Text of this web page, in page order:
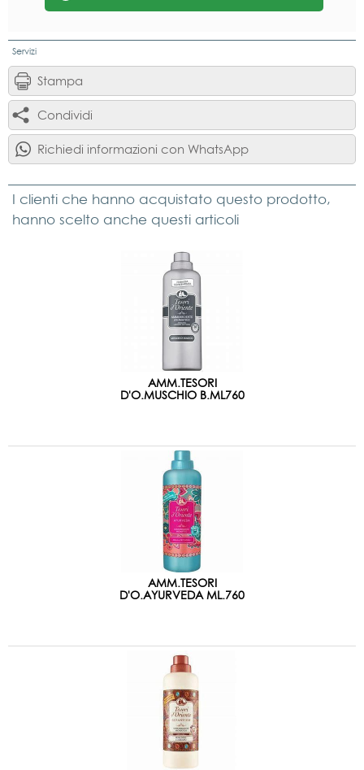
Servizi
Stampa
Condividi
Richiedi informazioni con WhatsApp
I clienti che hanno acquistato questo prodotto,
hanno scelto anche questi articoli
AMM.TESORI
D'O.MUSCHIO B.ML760
AMM.TESORI
D'O.AYURVEDA ML.760